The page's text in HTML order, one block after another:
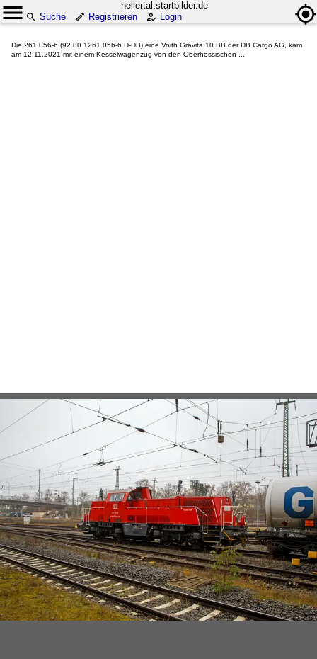
hellertal.startbilder.de
Suche
Registrieren Login
Die 261 056-6 (92 80 1261 056-6 D-DB) eine Voith Gravita 10 BB der DB Cargo AG, kam
am 12.11.2021 mit einem Kesselwagenzug von den Oberhessischen ...